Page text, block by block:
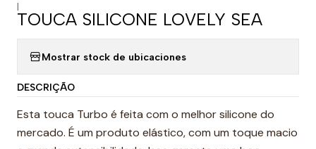
|
TOUCA SILICONE LOVELY SEA
Mostrar stock de ubicaciones
DESCRIÇÃO
Esta touca Turbo é feita com o melhor silicone do
mercado. É um produto elástico, com um toque macio